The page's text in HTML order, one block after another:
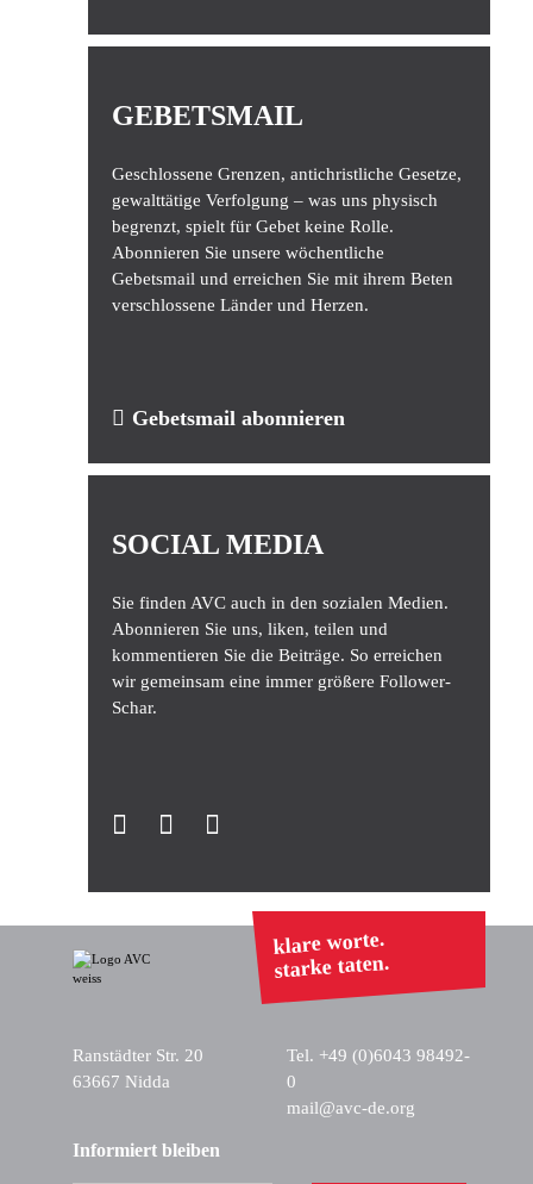
GEBETSMAIL
Geschlossene Grenzen, antichristliche Gesetze,
gewalttätige Verfolgung – was uns physisch
begrenzt, spielt für Gebet keine Rolle.
Abonnieren Sie unsere wöchentliche
Gebetsmail und erreichen Sie mit ihrem Beten
verschlossene Länder und Herzen.
Gebetsmail abonnieren
SOCIAL MEDIA
Sie finden AVC auch in den sozialen Medien.
Abonnieren Sie uns, liken, teilen und
kommentieren Sie die Beiträge. So erreichen
wir gemeinsam eine immer größere Follower-
Schar.
klare worte.
starke taten.
Ranstädter Str. 20
63667 Nidda
Tel. +49 (0)6043 98492-
0
mail@avc-de.org
Informiert bleiben